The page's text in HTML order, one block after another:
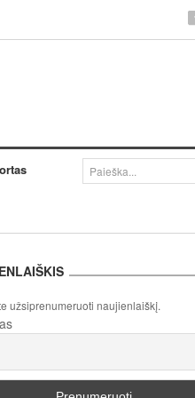
užsiprenumeruoti naujienlaiškį.